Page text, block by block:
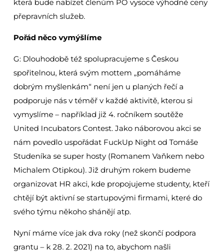
která bude nabízet členům PO vysoce výhodné ceny
přepravních služeb.
Pořád něco vymýšlíme
G: Dlouhodobě též spolupracujeme s Českou
spořitelnou, která svým mottem „pomáháme
dobrým myšlenkám“ není jen u planých řečí a
podporuje nás v téměř v každé aktivitě, kterou si
vymyslíme – například již 4. ročníkem soutěže
United Incubators Contest. Jako náborovou akci se
nám povedlo uspořádat FuckUp Night od Tomáše
Studeníka se super hosty (Romanem Vaňkem nebo
Michalem Otipkou). Již druhým rokem budeme
organizovat HR akci, kde propojujeme studenty, kteří
chtějí být aktivní se startupovými firmami, které do
svého týmu někoho shánějí atp.
Nyní máme více jak dva roky (než skončí podpora
grantu – k 28. 2. 2021) na to, abychom našli